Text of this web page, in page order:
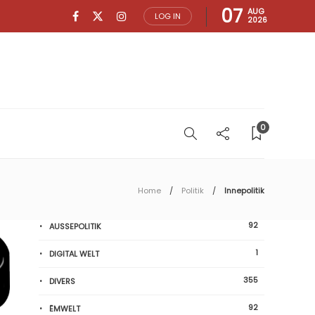
LOG IN 07 AUG
2026
0
Home Politik Innepolitik
AUSSEPOLITIK 92
DIGITAL WELT 1
DIVERS 355
ËMWELT 92